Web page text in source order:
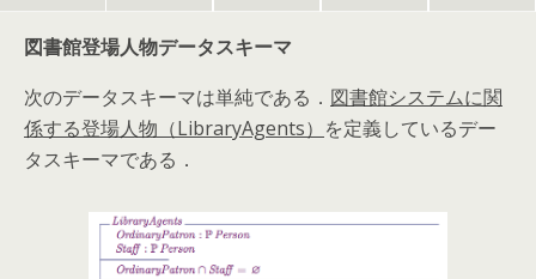
図書館登場人物データスキーマ
次のデータスキーマは単純である． 図書館システムに関
係する登場人物（LibraryAgents） を定義しているデー
タスキーマである．